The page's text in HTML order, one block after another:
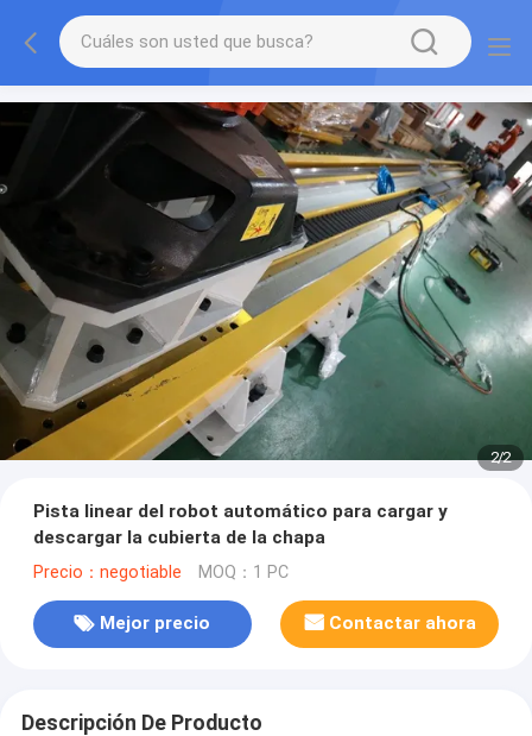
2/2
Pista linear del robot automático para cargar y
descargar la cubierta de la chapa
Precio：negotiable MOQ：1 PC
Mejor precio Contactar ahora
Descripción De Producto